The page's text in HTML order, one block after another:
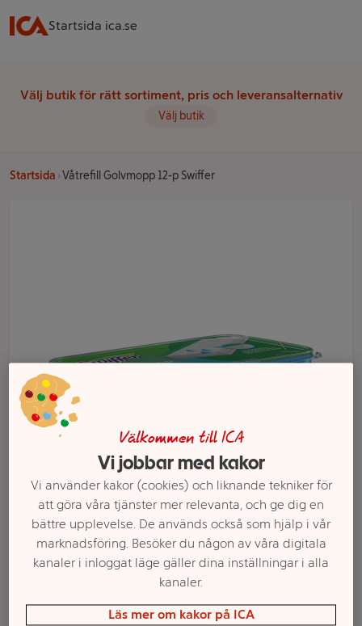
Startsida ica.se
Välj butik för rätt sortiment, pris och leveransalternativ
Välj butik
Startsida Våtrefill Golvmopp 12-p Swiffer
Välj butik och handla
Sortimentet kan variera mellan butikerna
Välkommen till ICA
Vi jobbar med kakor
Vi använder kakor (cookies) och liknande tekniker för
att göra våra tjänster mer relevanta, och ge dig en
bättre upplevelse. De används också som hjälp i vår
marknadsföring. Besöker du någon av våra digitala
kanaler i inloggat läge gäller dina inställningar i alla
kanaler.
Läs mer om kakor på ICA